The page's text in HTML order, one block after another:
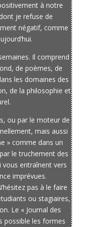
à notre
je refuse de
négatif, comme
Il comprend
de poèmes, de
les domaines des
de la philosophie et
ou par le moteur de
mais aussi
» comme dans un
le truchement des
vous entraînent vers
imprévues.
pas à le faire
ou stagiaires,
Le « Journal des
possible les formes